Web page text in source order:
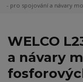
- pro spojování a návary
WELCO
a návary